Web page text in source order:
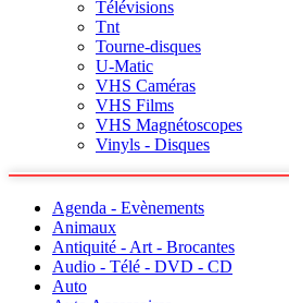
Télévisions
Tnt
Tourne-disques
U-Matic
VHS Caméras
VHS Films
VHS Magnétoscopes
Vinyls - Disques
Agenda - Evènements
Animaux
Antiquité - Art - Brocantes
Audio - Télé - DVD - CD
Auto